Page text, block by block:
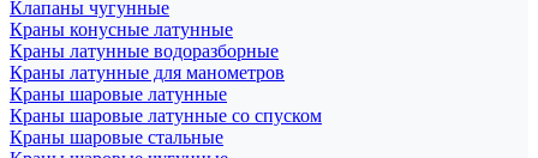
Клапаны чугунные
Краны конусные латунные
Краны латунные водоразборные
Краны латунные для манометров
Краны шаровые латунные
Краны шаровые латунные со спуском
Краны шаровые стальные